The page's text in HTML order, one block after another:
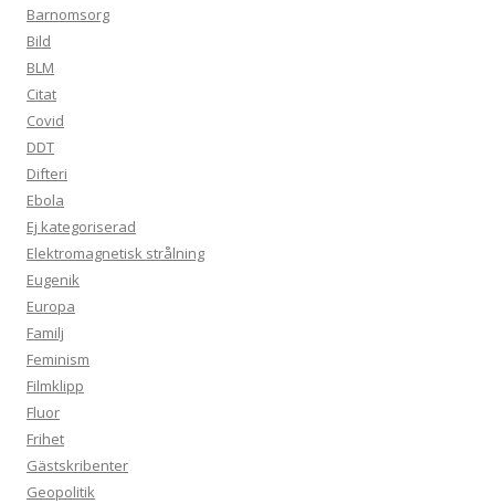
Barnomsorg
Bild
BLM
Citat
Covid
DDT
Difteri
Ebola
Ej kategoriserad
Elektromagnetisk strålning
Eugenik
Europa
Familj
Feminism
Filmklipp
Fluor
Frihet
Gästskribenter
Geopolitik